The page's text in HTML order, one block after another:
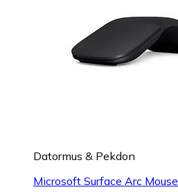
Datormus & Pekdon
Microsoft Surface Arc Mouse